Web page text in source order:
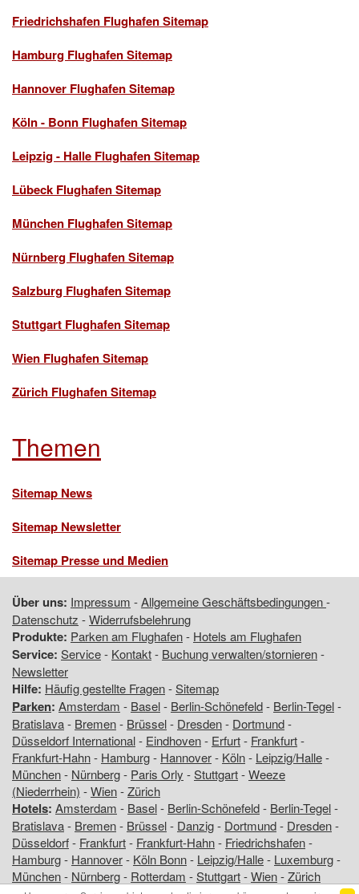
Friedrichshafen Flughafen Sitemap
Hamburg Flughafen Sitemap
Hannover Flughafen Sitemap
Köln - Bonn Flughafen Sitemap
Leipzig - Halle Flughafen Sitemap
Lübeck Flughafen Sitemap
München Flughafen Sitemap
Nürnberg Flughafen Sitemap
Salzburg Flughafen Sitemap
Stuttgart Flughafen Sitemap
Wien Flughafen Sitemap
Zürich Flughafen Sitemap
Themen
Sitemap News
Sitemap Newsletter
Sitemap Presse und Medien
Über uns: Impressum -Allgemeine Geschäftsbedingungen-
Datenschutz -Widerrufsbelehrung
Produkte: Parken am Flughafen- Hotels am Flughafen
Service: Service- Kontakt- Buchung verwalten/stornieren-
Newsletter
Hilfe: Häufig gestellte Fragen-Sitemap
Parken: Amsterdam - Basel- Berlin-Schönefeld- Berlin-Tegel-
Bratislava- Bremen- Brüssel- Dresden- Dortmund-
Düsseldorf International- Eindhoven- Erfurt- Frankfurt-
Frankfurt-Hahn- Hamburg- Hannover- Köln- Leipzig/Halle-
München- Nürnberg- Paris Orly -Stuttgart-Weeze
(Niederrhein) -Wien-Zürich
Hotels: Amsterdam - Basel- Berlin-Schönefeld- Berlin-Tegel-
Bratislava- Bremen- Brüssel- Danzig- Dortmund- Dresden-
Düsseldorf- Frankfurt- Frankfurt-Hahn- Friedrichshafen-
Hamburg- Hannover- Köln Bonn- Leipzig/Halle- Luxemburg-
München- Nürnberg- Rotterdam -Stuttgart-Wien-Zürich